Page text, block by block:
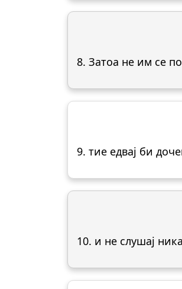
8. Затоа не им се
9. тие едвај би
10. и не слушај